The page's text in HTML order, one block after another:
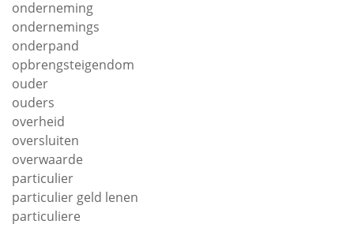
onderneming
ondernemings
onderpand
opbrengsteigendom
ouder
ouders
overheid
oversluiten
overwaarde
particulier
particulier geld lenen
particuliere